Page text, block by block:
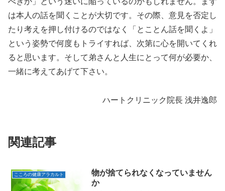
は本人の話を聞くことが大切です。その際、意見を否定し
たり考えを押し付けるのではなく「とことん話を聞くよ」
という姿勢で何度もトライすれば、次第に心を開いてくれ
ると思います。そして弟さんと人生にとって何が必要か、
一緒に考えてあげて下さい。
ハートクリニック院長 浅井逸郎
関連記事
こころの健康アラカルト
物が捨てられなくなっていません
か